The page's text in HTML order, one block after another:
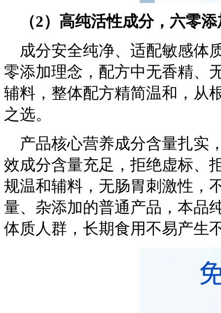
（2）高纯活性成分，六零
成分安全纯净、适配敏感体
零添加理念，配方中无香精、
辅料，整体配方精简温和，从
之选。
产品核心营养成分含量扎实
效成分含量充足，拒绝虚标、
规温和辅料，无肠胃刺激性，
量、杂添加的普通产品，本品
体质人群，长期食用不易产生